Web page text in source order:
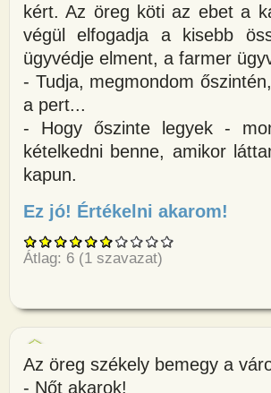
kért. Az öreg köti az ebet a
végül elfogadja a kisebb
ügyvédje elment, a farmer
- Tudja, megmondom
a pert...
- Hogy őszinte legyek -
kételkedni benne, amikor
kapun.
Ez jó! Értékelni akarom!
Átlag: 6 (1 szavazat)
Az öreg székely bemegy a
- Nőt akarok!